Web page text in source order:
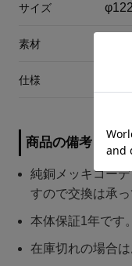
サイズ
素材
仕様 秒
商品の備考と注
純銅メッキコー
すので交換は承
本体保証1年です。
在庫切れの場合